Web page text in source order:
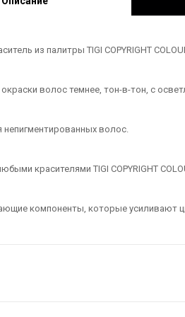
из палитры TIGI COPYRIGHT
окраски волос темнее, тон-в-тон, с
непигментированных волос.
красителями TIGI COPYRIGHT
компоненты, которые усиливают